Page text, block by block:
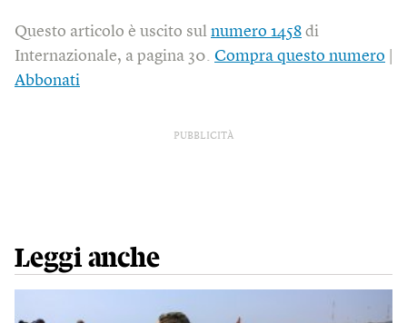
Questo articolo è uscito sul numero 1458 di
Internazionale, a pagina 30. Compra questo numero
Abbonati
PUBBLICITÀ
Leggi anche